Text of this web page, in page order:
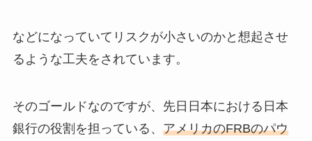
などになっていてリスクが小さいのかと想起させ
るような工夫をされています。
そのゴールドなのですが、先日日本における日本
銀行の役割を担っている、 アメリカのFRBのパウ